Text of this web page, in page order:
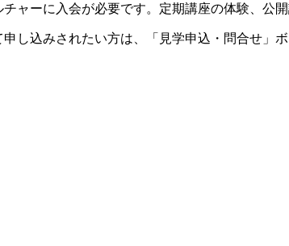
ャーに入会が必要です。定期講座の体験、公
し込みされたい方は、「見学申込・問合せ」